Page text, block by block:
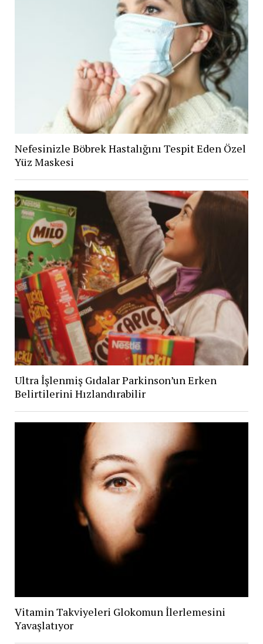
Nefesinizle Böbrek Hastalığını Tespit Eden Özel
Yüz Maskesi
Ultra İşlenmiş Gıdalar Parkinson’un Erken
Belirtilerini Hızlandırabilir
Vitamin Takviyeleri Glokomun İlerlemesini
Yavaşlatıyor